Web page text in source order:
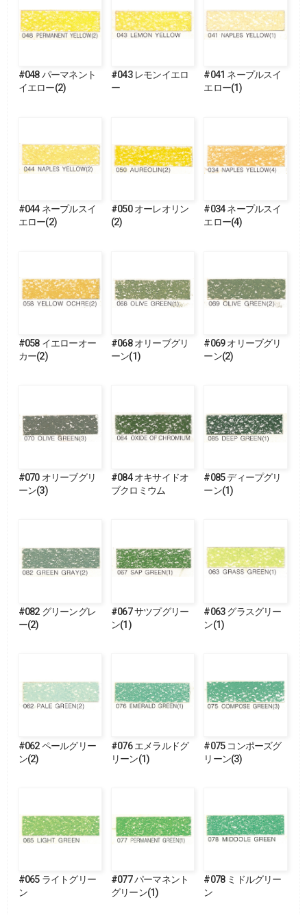
#048 パーマネント
イエロー(2)
#043 レモンイエロ
ー
#041 ネープルスイ
エロー(1)
#044 ネープルスイ
エロー(2)
#050 オーレオリン
(2)
#034 ネープルスイ
エロー(4)
#058 イエローオー
カー(2)
#068 オリーブグリ
ーン(1)
#069 オリーブグリ
ーン(2)
#070 オリーブグリ
ーン(3)
#084 オキサイドオ
ブクロミウム
#085 ディープグリ
ーン(1)
#082 グリーングレ
ー(2)
#067 サツプグリー
ン(1)
#063 グラスグリー
ン(1)
#062 ペールグリー
ン(2)
#076 エメラルドグ
リーン(1)
#075 コンポーズグ
リーン(3)
#065 ライトグリー
ン
#077 パーマネント
グリーン(1)
#078 ミドルグリー
ン